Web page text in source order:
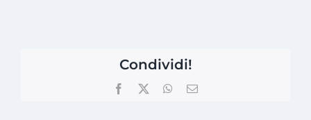
Condividi!
Facebook WhatsApp
Email